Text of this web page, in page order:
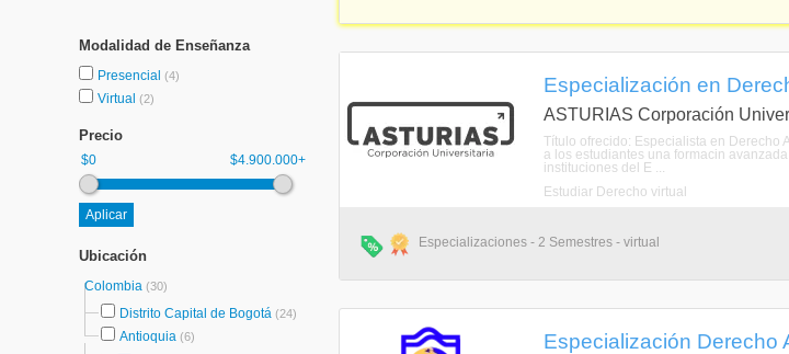
Modalidad de Enseñanza
Presencial (4)
Virtual (2)
Precio
$0 $4.900.000+
Ubicación
Colombia (30)
Distrito Capital de Bogotá (24)
Antioquia (6)
Especialización en
ASTURIAS Corporación
Título ofrecido: Especialista en Derecho
a los estudiantes una formacin
instituciones del E ...
Estudiar Derecho virtual
Especializaciones - 2 Semestres - virtual
Especialización Derecho